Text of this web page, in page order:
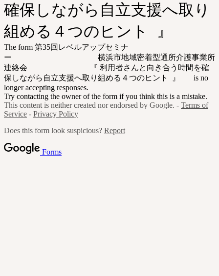
確保しながら自立支援へ取り
組める４つのヒント 』
The form 第35回レベルアップセミナ
ー 横浜市地域密着型通所介護事業所
連絡会 『 利用者さんと向き合う時間を確
保しながら自立支援へ取り組める４つのヒント 』 is no
longer accepting responses.
Try contacting the owner of the form if you think this is a mistake.
This content is neither created nor endorsed by Google. - Terms of
Service - Privacy Policy
Does this form look suspicious? Report
Forms